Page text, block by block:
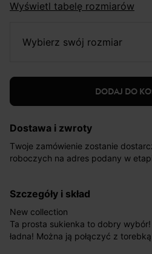
Wyświetl tabelę rozmiarów
wybierz swój rozmiar
DODAJ DO
Dostawa i zwroty
Twoje zamówienie zostanie
roboczych na adres podany w
pośrednictwem DHL Express.
Nowość: Zamówienia dostarczamy w ciągu 4-6 dni
roboczych do wybranego przez
koszt przesyłki wynosi 9,40 zł.
szczegóły i skład
New collection
Ta prosta sukienka to dobry
ładna! Można ją połączyć z